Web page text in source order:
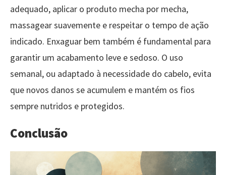
adequado, aplicar o produto mecha por mecha,
massagear suavemente e respeitar o tempo de ação
indicado. Enxaguar bem também é fundamental para
garantir um acabamento leve e sedoso. O uso
semanal, ou adaptado à necessidade do cabelo, evita
que novos danos se acumulem e mantém os fios
sempre nutridos e protegidos.
Conclusão